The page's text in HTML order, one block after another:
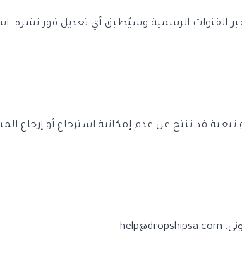
القنوات الرسمية وسيُطبق أي تعديل فور نشره.
قد تنتج عن عدم إمكانية استرجاع أو إرجاع
help@dropshipsa.com